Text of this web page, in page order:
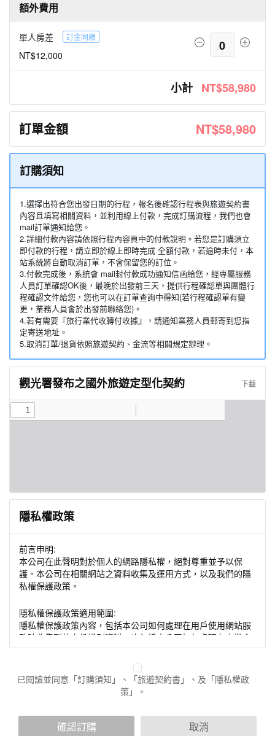
額外費用
單人房差 訂金同繳
NT$12,000
0
小計 NT$58,980
訂單金額 NT$58,980
訂購須知
1.選擇出符合您出發日期的行程，報名後確認行程表與旅遊契約書
內容且填寫相關資料，並利用線上付款，完成訂購流程，我們也會
mail訂單通知給您。
2.詳細付款內容請依照行程內容頁中的付款說明。若您是訂購須立
即付款的行程，請立即於線上即時完成 全額付款，若逾時未付，本
站系統將自動取消訂單，不會保留您的訂位。
3.付款完成後，系統會 mail封付款成功通知信函給您，經專屬服務
人員訂單確認OK後，最晚於出發前三天，提供行程確認單與團體行
程確認文件給您，您也可以在訂單查詢中得知(若行程確認單有變
更，業務人員會於出發前聯絡您)。
4.若有需要『旅行業代收轉付收據』，請通知業務人員郵寄到您指
定寄送地址。
5.取消訂單/退貨依照旅遊契約、金流等相關規定辦理。
觀光署發布之國外旅遊定型化契約 下載
隱私權政策
前言申明:
本公司在此聲明對於個人的網路隱私權，絕對尊重並予以保
護。本公司在相關網站之資料收集及運用方式，以及我們的隱
私權保護政策。
隱私權保護政策適用範圍:
隱私權保護政策內容，包括本公司如何處理在用戶使用網站服
務時收集到的身份識別資料，也包括本公司如何處理在商業合
作與本公司合作時分享的任何身份識別資料。隱私權保護政策
不適用於本公司以外的公司或網站群，與非本站所僱用或管理
人員。例如您透過本公司旗下網站上的廣告廠商連結，這些置
放連結的廠商也可能蒐集您個人的資料。對於您主動提供的個
人資訊，這些廣告廠商或連結網站有其個別的隱私權保護政
您個人在本網站上的聊天室或討論區中任意公開個人資料的行
已閱讀並同意「訂購須知」、「旅遊契約書」、及「隱私權政
策」。
確認訂購 取消